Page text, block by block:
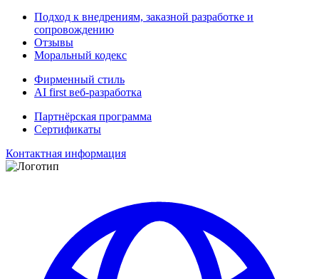
Подход к внедрениям, заказной разработке и
сопровождению
Отзывы
Моральный кодекс
Фирменный стиль
AI first веб-разработка
Партнёрская программа
Сертификаты
Контактная информация